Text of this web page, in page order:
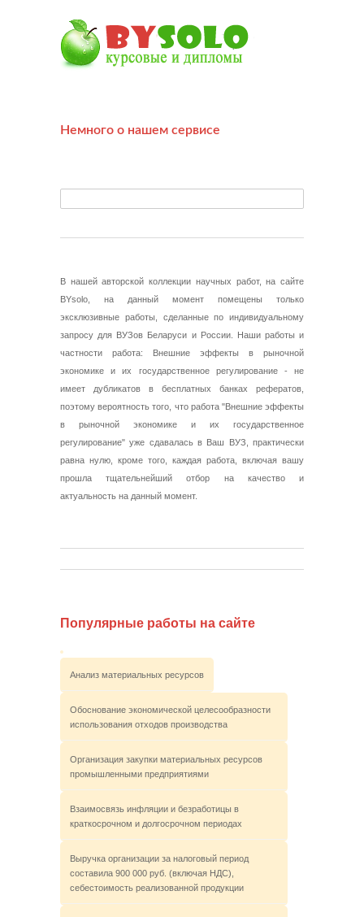
Немного о нашем сервисе
В нашей авторской коллекции научных работ, на сайте
BYsolo, на данный момент помещены только
эксклюзивные работы, сделанные по индивидуальному
запросу для ВУЗов Беларуси и России. Наши работы и
частности работа: Внешние эффекты в рыночной
экономике и их государственное регулирование - не
имеет дубликатов в бесплатных банках рефератов,
поэтому вероятность того, что работа "Внешние эффекты
в рыночной экономике и их государственное
регулирование" уже сдавалась в Ваш ВУЗ, практически
равна нулю, кроме того, каждая работа, включая вашу
прошла тщательнейший отбор на качество и
актуальность на данный момент.
Популярные работы на сайте
Анализ материальных ресурсов
Обоснование экономической целесообразности
использования отходов производства
Организация закупки материальных ресурсов
промышленными предприятиями
Взаимосвязь инфляции и безработицы в
краткосрочном и долгосрочном периодах
Выручка организации за налоговый период
составила 900 000 руб. (включая НДС),
себестоимость реализованной продукции